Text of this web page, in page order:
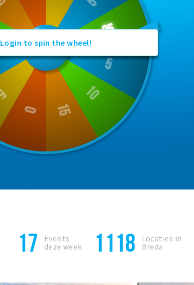
Login to spin the wheel!
17
Events
deze week
1118
Locaties in
Breda